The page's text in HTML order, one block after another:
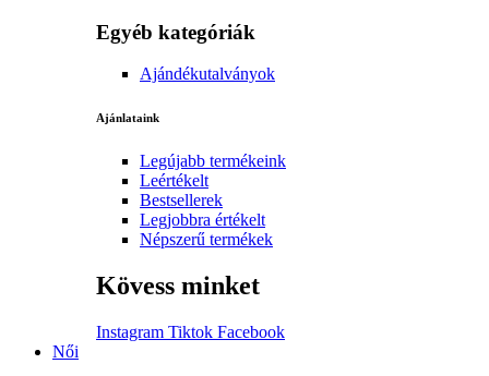
Egyéb kategóriák
Ajándékutalványok
Ajánlataink
Legújabb termékeink
Leértékelt
Bestsellerek
Legjobbra értékelt
Népszerű termékek
Kövess minket
Instagram Tiktok Facebook
Női